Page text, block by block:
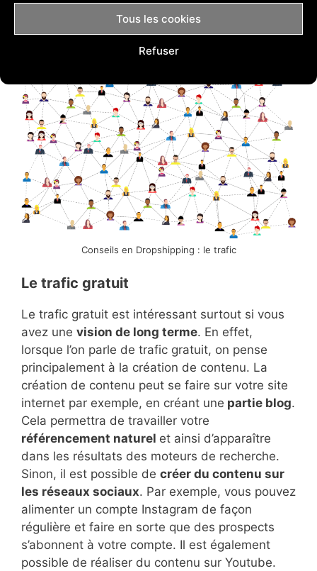
Tous les cookies
Refuser
ce qui semble le plus rentable pour votre
produit en particulier.
Conseils en Dropshipping : le trafic
Le trafic gratuit
Le trafic gratuit est intéressant surtout si vous
avez une vision de long terme. En effet,
lorsque l’on parle de trafic gratuit, on pense
principalement à la création de contenu. La
création de contenu peut se faire sur votre site
internet par exemple, en créant une partie blog.
Cela permettra de travailler votre
référencement naturel et ainsi d’apparaître
dans les résultats des moteurs de recherche.
Sinon, il est possible de créer du contenu sur
les réseaux sociaux. Par exemple, vous pouvez
alimenter un compte Instagram de façon
régulière et faire en sorte que des prospects
s’abonnent à votre compte. Il est également
possible de réaliser du contenu sur Youtube.